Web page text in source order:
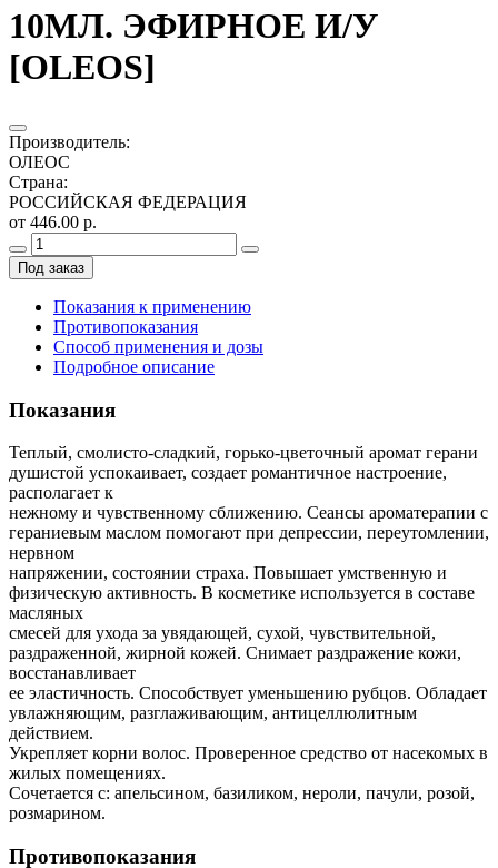
10МЛ. ЭФИРНОЕ И/У
[OLEOS]
Производитель:
ОЛЕОС
Страна:
РОССИЙСКАЯ ФЕДЕРАЦИЯ
от 446.00 р.
Под заказ
Показания к применению
Противопоказания
Способ применения и дозы
Подробное описание
Показания
Теплый, смолисто-сладкий, горько-цветочный аромат герани
душистой успокаивает, создает романтичное настроение,
располагает к
нежному и чувственному сближению. Сеансы ароматерапии с
гераниевым маслом помогают при депрессии, переутомлении,
нервном
напряжении, состоянии страха. Повышает умственную и
физическую активность. В косметике используется в составе
масляных
смесей для ухода за увядающей, сухой, чувствительной,
раздраженной, жирной кожей. Cнимает раздражение кожи,
восстанавливает
ее эластичность. Способствует уменьшению рубцов. Обладает
увлажняющим, разглаживающим, антицеллюлитным
действием.
Укрепляет корни волос. Проверенное средство от насекомых в
жилых помещениях.
Сочетается с: апельсином, базиликом, нероли, пачули, розой,
розмарином.
Противопоказания